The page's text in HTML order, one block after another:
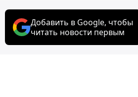
Добавить в Google, чтобы
читать новости первым